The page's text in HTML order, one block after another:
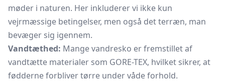
møder i naturen. Her inkluderer vi ikke kun
vejrmæssige betingelser, men også det terræn, man
bevæger sig igennem.
Vandtæthed: Mange vandresko er fremstillet af
vandtætte materialer som GORE-TEX, hvilket sikrer, at
fødderne forbliver tørre under våde forhold.